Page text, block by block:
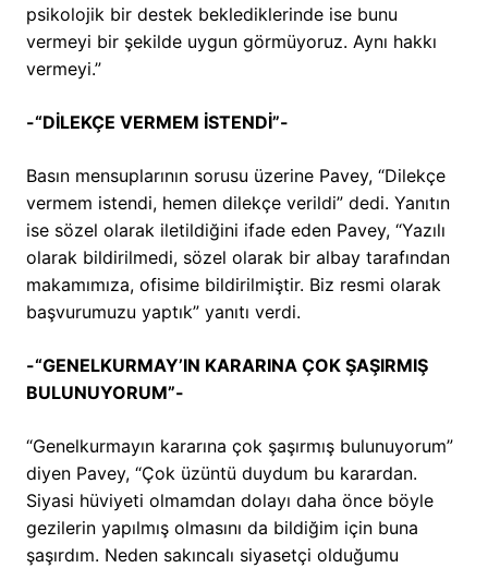
psikolojik bir destek beklediklerinde ise bunu
vermeyi bir şekilde uygun görmüyoruz. Aynı hakkı
vermeyi.”
-“DİLEKÇE VERMEM İSTENDİ”-
Basın mensuplarının sorusu üzerine Pavey, “Dilekçe
vermem istendi, hemen dilekçe verildi” dedi. Yanıtın
ise sözel olarak iletildiğini ifade eden Pavey, “Yazılı
olarak bildirilmedi, sözel olarak bir albay tarafından
makamımıza, ofisime bildirilmiştir. Biz resmi olarak
başvurumuzu yaptık” yanıtı verdi.
-“GENELKURMAY’IN KARARINA ÇOK ŞAŞIRMIŞ
BULUNUYORUM”-
“Genelkurmayın kararına çok şaşırmış bulunuyorum”
diyen Pavey, “Çok üzüntü duydum bu karardan.
Siyasi hüviyeti olmamdan dolayı daha önce böyle
gezilerin yapılmış olmasını da bildiğim için buna
şaşırdım. Neden sakıncalı siyasetçi olduğumu